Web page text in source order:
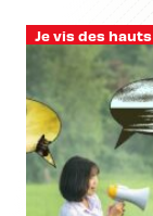
Je vis des